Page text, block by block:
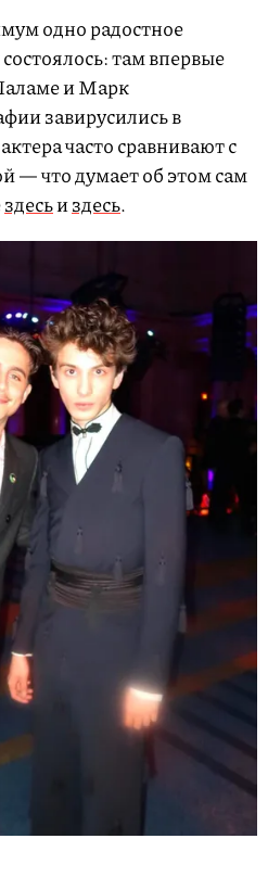
одно радостное
там впервые
и Марк
завирусились в
часто сравнивают с
— что думает об этом сам
здесьиздесь.